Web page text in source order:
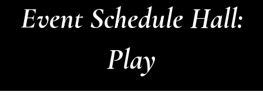
Event Schedule Hall:
Play